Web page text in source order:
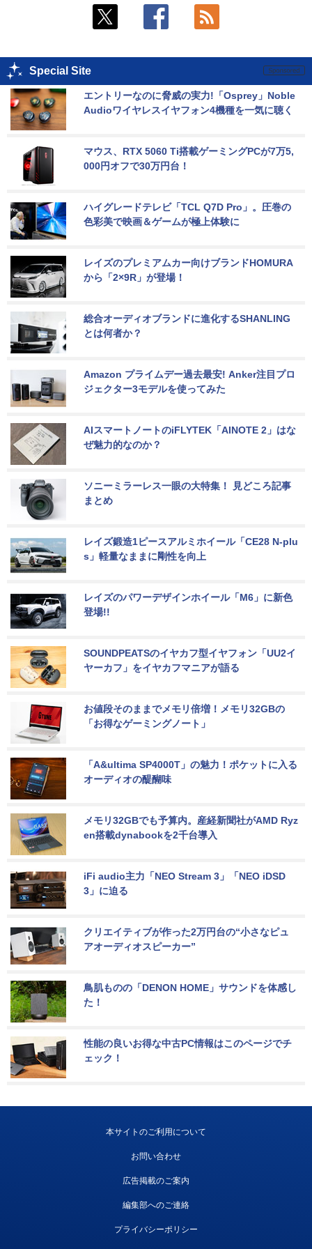
Special Site
エントリーなのに脅威の実力!「Osprey」Noble
Audioワイヤレスイヤフォン4機種を一気に聴く
マウス、RTX 5060 Ti搭載ゲーミングPCが7万5,
000円オフで30万円台！
ハイグレードテレビ「TCL Q7D Pro」。圧巻の
色彩美で映画＆ゲームが極上体験に
レイズのプレミアムカー向けブランドHOMURA
から「2×9R」が登場！
総合オーディオブランドに進化するSHANLING
とは何者か？
Amazon プライムデー過去最安! Anker注目プロ
ジェクター3モデルを使ってみた
AIスマートノートのiFLYTEK「AINOTE 2」はな
ぜ魅力的なのか？
ソニーミラーレス一眼の大特集！ 見どころ記事
まとめ
レイズ鍛造1ピースアルミホイール「CE28 N-plu
s」軽量なままに剛性を向上
レイズのパワーデザインホイール「M6」に新色
登場!!
SOUNDPEATSのイヤカフ型イヤフォン「UU2イ
ヤーカフ」をイヤカフマニアが語る
お値段そのままでメモリ倍増！メモリ32GBの
「お得なゲーミングノート」
「A&ultima SP4000T」の魅力！ポケットに入る
オーディオの醍醐味
メモリ32GBでも予算内。産経新聞社がAMD Ryz
en搭載dynabookを2千台導入
iFi audio主力「NEO Stream 3」「NEO iDSD
3」に迫る
クリエイティブが作った2万円台の“小さなピュ
アオーディオスピーカー”
鳥肌ものの「DENON HOME」サウンドを体感し
た！
性能の良いお得な中古PC情報はこのページでチ
ェック！
本サイトのご利用について
お問い合わせ
広告掲載のご案内
編集部へのご連絡
プライバシーポリシー